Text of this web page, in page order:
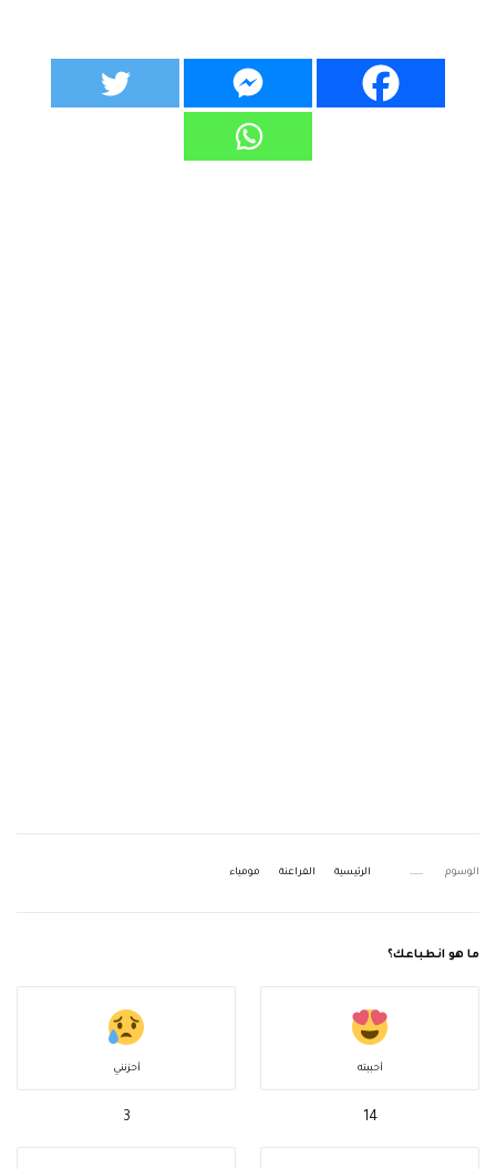
الوسوم الرئيسية الفراعنة مومياء
ما هو انطباعك؟
أحببته
14
أحزنني
3